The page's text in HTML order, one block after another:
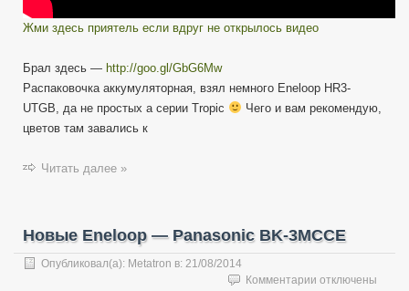
Жми здесь приятель если вдруг не открылось видео
Брал здесь — http://goo.gl/GbG6Mw
Распаковочка аккумуляторная, взял немного Eneloop HR3-
UTGB, да не простых а серии Tropic
Чего и вам рекомендую,
цветов там завались к
Читать далее »
Новые Eneloop — Panasoniс BK-3MCCE
Опубликовал(а): Metatron в: 21/08/2014
Комментарии котключены